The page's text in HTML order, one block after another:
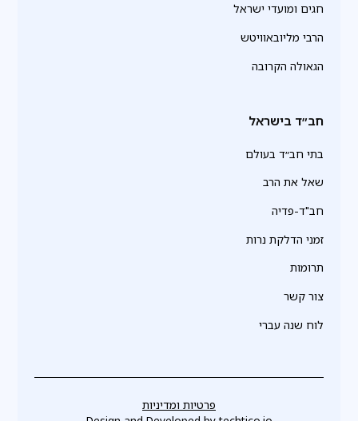
חגים ומועדי ישראל
הרבי מליובאוויטש
הגאולה הקרובה
חב״ד בישראל
בתי חב״ד בעולם
שאל את הרב
חב"ד-פדיה
זמני הדלקת נרות
תרומות
צור קשר
לוח שנה עברי
פרטיות ומדיניות